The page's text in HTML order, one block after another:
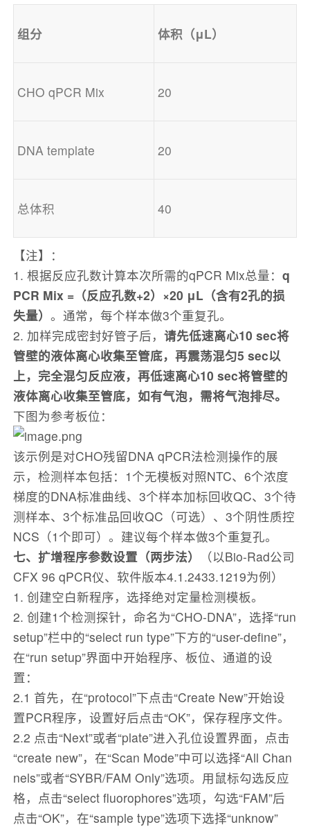
组分 体积（μL）
CHO qPCR Mix 20
DNA template 20
总体积 40
【注】：
1. 根据反应孔数计算本次所需的qPCR Mix总量： q
PCR Mix =（反应孔数+2）×20 μL（含有2孔的损
失量） 。通常，每个样本做3个重复孔。
2. 加样完成密封好管子后， 请先低速离心10 sec将
管壁的液体离心收集至管底，再震荡混匀5 sec以
上，完全混匀反应液，再低速离心10 sec将管壁的
液体离心收集至管底，如有气泡，需将气泡排尽。
下图为参考板位：
该示例是对CHO残留DNA qPCR法检测操作的展
示，检测样本包括：1个无模板对照NTC、6个浓度
梯度的DNA标准曲线、3个样本加标回收QC、3个待
测样本、3个标准品回收QC（可选）、3个阴性质控
NCS（1个即可）。建议每个样本做3个重复孔。
七、扩增程序参数设置（两步法）
（以Bio-Rad公司
CFX 96 qPCR仪、软件版本4.1.2433.1219为例）
1. 创建空白新程序，选择绝对定量检测模板。
2. 创建1个检测探针，命名为“CHO-DNA”，选择“run
setup”栏中的“select run type”下方的“user-define”，
在“run setup”界面中开始程序、板位、通道的设
置：
2.1 首先，在“protocol”下点击“Create New”开始设
置PCR程序，设置好后点击“OK”，保存程序文件。
2.2 点击“Next”或者“plate”进入孔位设置界面，点击
“create new”，在“Scan Mode”中可以选择“All Chan
nels”或者“SYBR/FAM Only”选项。用鼠标勾选反应
格，点击“select fluorophores”选项，勾选“FAM”后
点击“OK”，在“sample type”选项下选择“unknow”